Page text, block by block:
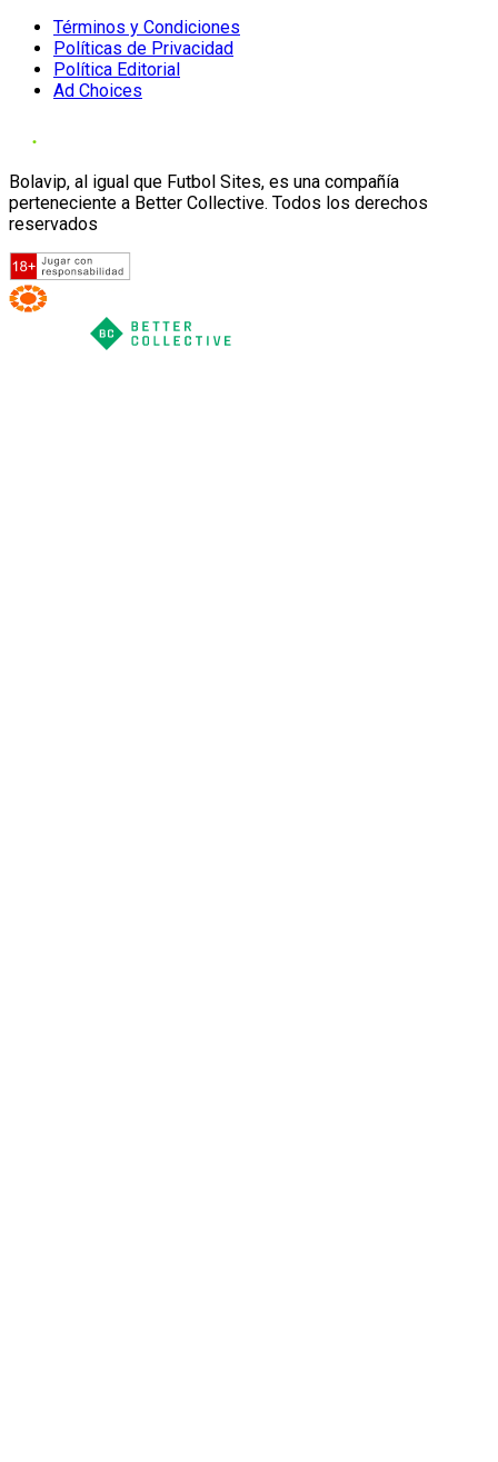
Términos y Condiciones
Políticas de Privacidad
Política Editorial
Ad Choices
Bolavip, al igual que Futbol Sites, es una compañía
perteneciente a Better Collective. Todos los derechos
reservados